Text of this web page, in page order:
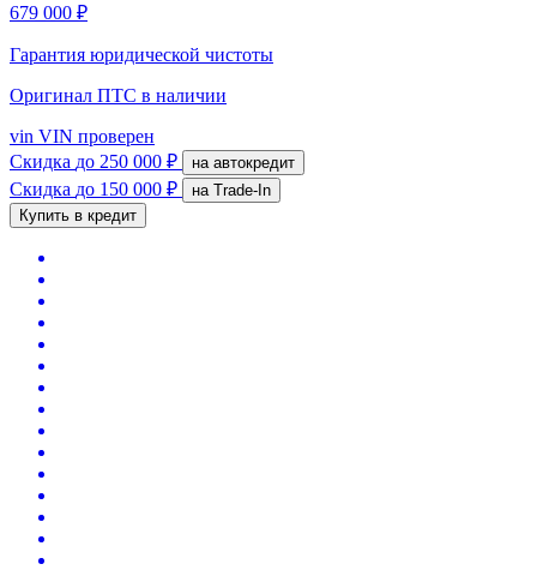
679 000 ₽
Гарантия юридической чистоты
Оригинал ПТС в наличии
vin VIN проверен
Скидка до 250 000 ₽ на автокредит
Скидка до 150 000 ₽
на Trade-In
Купить в кредит